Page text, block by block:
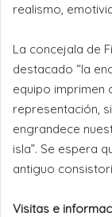
realismo,
La concejala de
destacado “la
equipo imprimen
representación,
engrandece
isla”. Se espera
antiguo
Visitas e